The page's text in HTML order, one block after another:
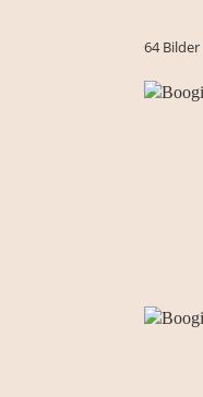
64 Bilder